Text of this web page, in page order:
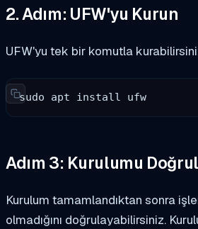
2. Adım: UFW'yu Kurun
UFW'yu tek bir komutla
sudo apt install ufw
Adım 3: Kurulumu
Kurulum tamamlandıktan sonra
olmadığını doğrulayabilirsiniz.